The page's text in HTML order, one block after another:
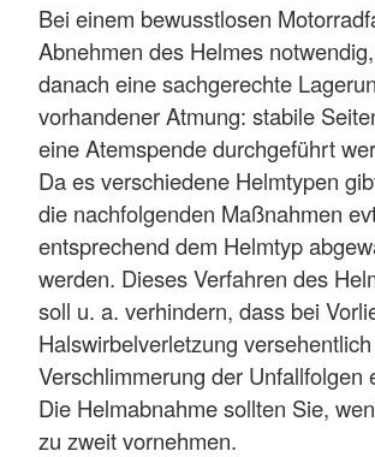
Bei einem bewusstlosen
Abnehmen des Helmes
danach eine sachgerechte
vorhandener Atmung: stabile
eine Atemspende durchgeführt
Da es verschiedene Helmtypen
die nachfolgenden Maßnahmen
entsprechend dem Helmtyp
werden. Dieses Verfahren des
soll u. a. verhindern, dass bei
Halswirbelverletzung
Verschlimmerung der Unfallfolgen
Die Helmabnahme sollten Sie,
zu zweit vornehmen.